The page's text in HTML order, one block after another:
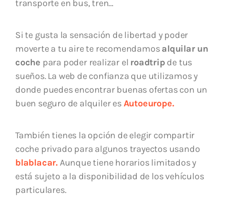
transporte en bus, tren…
Si te gusta la sensación de libertad y poder
moverte a tu aire te recomendamosalquilar un
coche para poder realizar el roadtrip de tus
sueños. La web de confianza que utilizamos y
donde puedes encontrar buenas ofertas con un
buen seguro de alquiler esAutoeurope.
También tienes la opción de elegir compartir
coche privado para algunos trayectos usando
blablacar.Aunque tiene horarios limitados y
está sujeto a la disponibilidad de los vehículos
particulares.